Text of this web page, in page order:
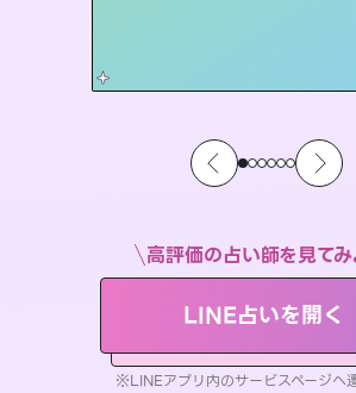
高評価の占い師を見てみ
LINE占いを開く
※LINEアプリ内のサービスページへ